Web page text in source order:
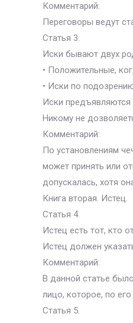
Комментарий:
Переговоры ведут
Статья 3.
Иски бывают двух
• Положительные,
• Иски по
Иски предъявляются
Никому не
Комментарий:
По установлениям
может принять или
допускалась, хотя
Книга вторая. Истец.
Статья 4.
Истец есть тот, кто
Истец должен
Комментарий:
В данной статье
лицо, которое, по
Статья 5.